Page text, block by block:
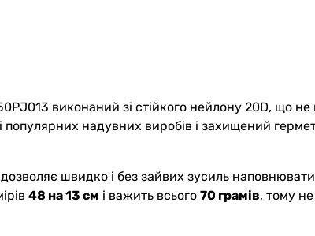
виконаний зі стійкого нейлону 20D, що не
популярних надувних виробів і захищений
швидко і без зайвих зусиль
48 на 13 см і важить всього 70 грамів, тому